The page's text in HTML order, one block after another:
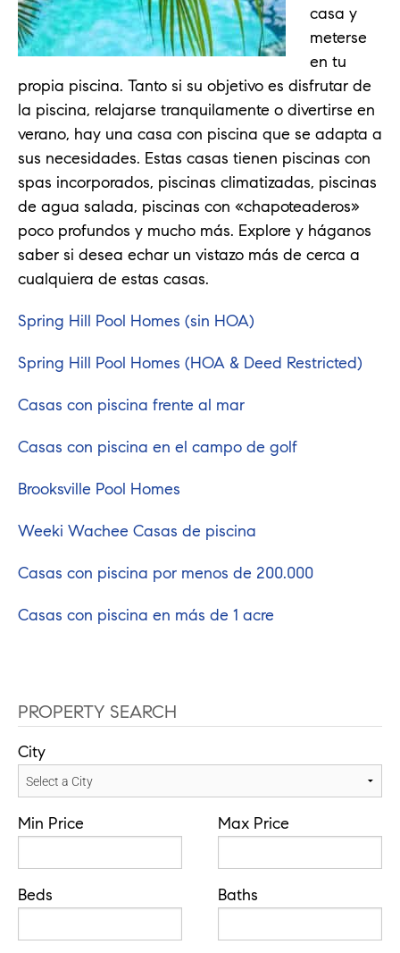
casa y
meterse
en tu
propia piscina. Tanto si su objetivo es disfrutar de
la piscina, relajarse tranquilamente o divertirse en
verano, hay una casa con piscina que se adapta a
sus necesidades. Estas casas tienen piscinas con
spas incorporados, piscinas climatizadas, piscinas
de agua salada, piscinas con «chapoteaderos»
poco profundos y mucho más. Explore y háganos
saber si desea echar un vistazo más de cerca a
cualquiera de estas casas.
Spring Hill Pool Homes (sin HOA)
Spring Hill Pool Homes (HOA & Deed Restricted)
Casas con piscina frente al mar
Casas con piscina en el campo de golf
Brooksville Pool Homes
Weeki Wachee Casas de piscina
Casas con piscina por menos de 200.000
Casas con piscina en más de 1 acre
PROPERTY SEARCH
City
Min Price Max Price
Beds Baths